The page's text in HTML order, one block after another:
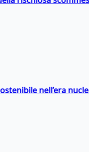
nell’era